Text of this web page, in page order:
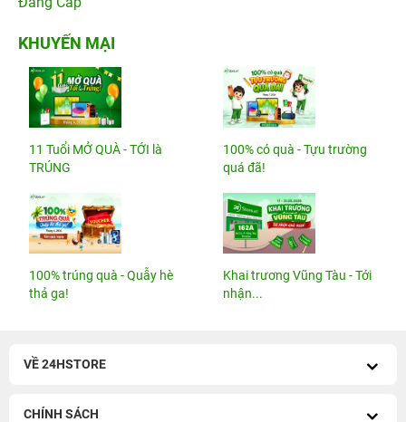
KHUYẾN MẠI
11 Tuổi MỞ QUÀ - TỚI là
TRÚNG
100% có quà - Tựu trường
quá đã!
100% trúng quà - Quẫy hè
thả ga!
Khai trương Vũng Tàu - Tới
nhận...
VỀ 24HSTORE
CHÍNH SÁCH